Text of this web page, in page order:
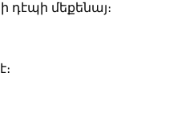
դէպի մեքենայ։